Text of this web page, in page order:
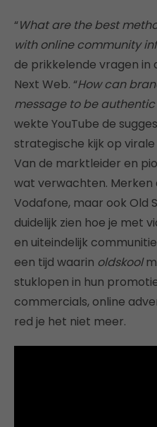
“What are the best
with online community
de prikkelende vragen
Next Web. “How can
message to be
wekte YouTube de
strategische kijk op
Van de marktleider en
wat verwachten. Merken
Vodafone, maar ook Old
duidelijk zien hoe je met
en uiteindelijk
een tijd waarin oldskool
stuklopen in hun
commercials, online
red je het niet meer.